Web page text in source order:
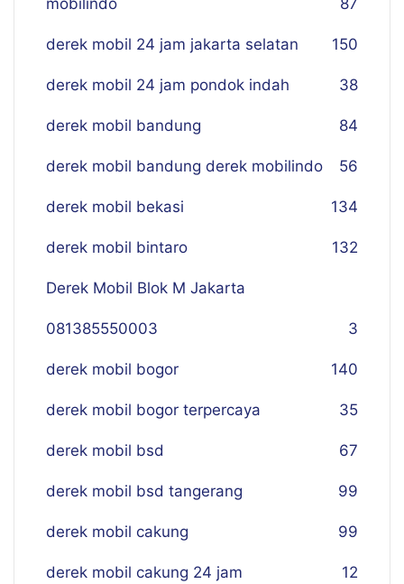
mobilindo 87
derek mobil 24 jam jakarta selatan 150
derek mobil 24 jam pondok indah 38
derek mobil bandung 84
derek mobil bandung derek mobilindo 56
derek mobil bekasi 134
derek mobil bintaro 132
Derek Mobil Blok M Jakarta
081385550003 3
derek mobil bogor 140
derek mobil bogor terpercaya 35
derek mobil bsd 67
derek mobil bsd tangerang 99
derek mobil cakung 99
derek mobil cakung 24 jam 12